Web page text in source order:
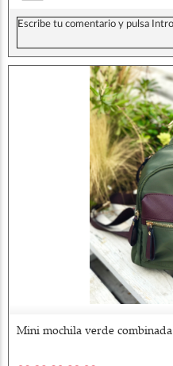
Mini mochila verde combinada